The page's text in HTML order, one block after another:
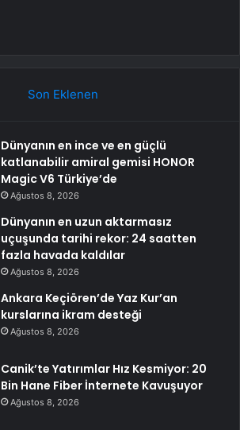
Son Eklenen
Dünyanın en ince ve en güçlü
katlanabilir amiral gemisi HONOR
Magic V6 Türkiye’de
Ağustos 8, 2026
Dünyanın en uzun aktarmasız
uçuşunda tarihi rekor: 24 saatten
fazla havada kaldılar
Ağustos 8, 2026
Ankara Keçiören’de Yaz Kur’an
kurslarına ikram desteği
Ağustos 8, 2026
Canik’te Yatırımlar Hız Kesmiyor: 20
Bin Hane Fiber İnternete Kavuşuyor
Ağustos 8, 2026